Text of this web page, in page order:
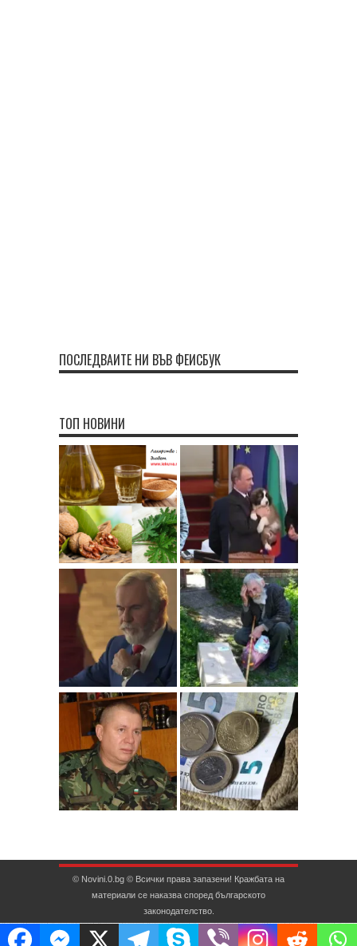
ПОСЛЕДВАЙТЕ НИ ВЪВ ФЕЙСБУК
ТОП НОВИНИ
© Novini.0.bg © Всички права запазени! Кражбата на
материали се наказва според българското
законодателство.